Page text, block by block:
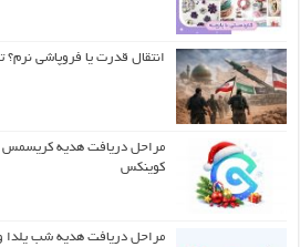
انتقال قدرت یا فروپاشی نرم؟
مراحل دریافت هدیه
کوینکس
مراحل دریافت هدیه شب